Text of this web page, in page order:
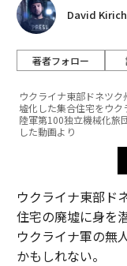
David
著者フォロー
ウクライナ東部ドネツ
墟化した集合住宅をウ
陸軍第100独立機械化旅
した動画より
ウクライナ東部ド
住宅の廃墟に身を
ウクライナ軍の無
かもしれない。